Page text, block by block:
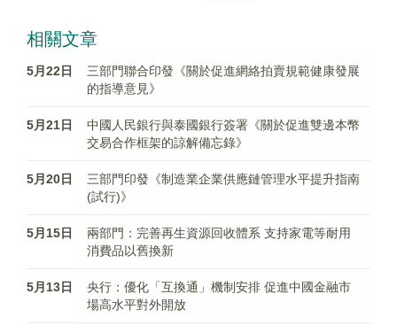
相關文章
5月22日
三部門聯合印發《關於促進網絡拍賣規範健康發展
的指導意見》
5月21日
中國人民銀行與泰國銀行簽署《關於促進雙邊本幣
交易合作框架的諒解備忘錄》
5月20日
三部門印發《制造業企業供應鏈管理水平提升指南
(試行)》
5月15日
兩部門：完善再生資源回收體系 支持家電等耐用
消費品以舊換新
5月13日
央行：優化「互換通」機制安排 促進中國金融市
場高水平對外開放